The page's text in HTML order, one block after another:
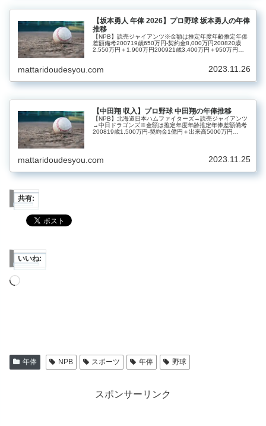
【坂本勇人 年俸 2026】プロ野球 坂本勇人の年俸
推移
【NPB】読売ジャイアンツ※金額は推定年度年齢推定年俸
差額備考200719歳650万円‐契約金8,000万円200820歳
2,550万円＋1,900万円200921歳3,400万円＋950万円
mattaridoudesyou.com 2023.11.26
【中田翔 収入】プロ野球 中田翔の年俸推移
【NPB】北海道日本ハムファイターズ→読売ジャイアンツ
→中日ドラゴンズ※金額は推定年度年齢推定年俸差額備考
200819歳1,500万円‐契約金1億円＋出来高5000万円
mattaridoudesyou.com 2023.11.25
共有:
いいね:
読
年俸 NPB スポーツ 年俸 野球
スポンサーリンク